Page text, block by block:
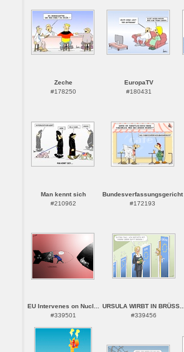
Zeche
#178250
EuropaTV
#180431
Man kennt sich
#210962
Bundesverfassungsgericht
#172193
EU Intervenes on Nucl...
#339501
URSULA WIRBT IN BRÜSS...
#339456